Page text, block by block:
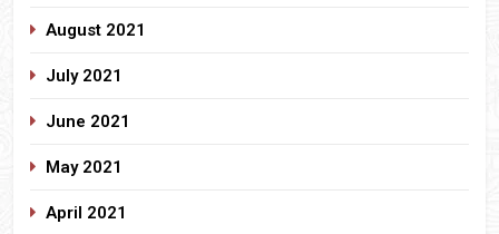
August 2021
July 2021
June 2021
May 2021
April 2021